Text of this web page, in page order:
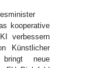
kooperative
verbessern
Künstlicher
neue